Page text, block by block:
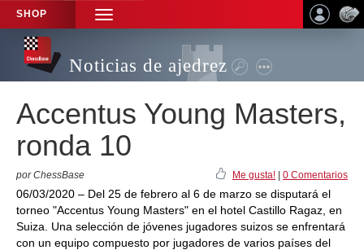
SHOP
TOGGLE
NAVIGATION
Noticias de ajedrez
Accentus Young Masters,
ronda 10
por ChessBase Me gusta! 0 Comentarios
06/03/2020 – Del 25 de febrero al 6 de marzo se disputará el
torneo "Accentus Young Masters" en el hotel Castillo Ragaz, en
Suiza. Una selección de jóvenes jugadores suizos se enfrentará
con un equipo compuesto por jugadores de varios países del